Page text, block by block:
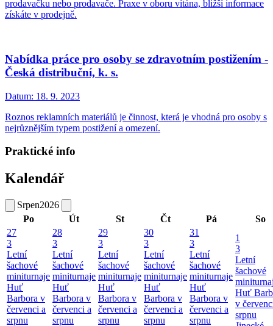
prodavačku nebo prodavače. Praxe v oboru vítána, bližší informace
získáte v prodejně.
Nabídka práce pro osoby se zdravotním postižením -
Česká distribuční, k. s.
Datum: 18. 9. 2023
Roznos reklamních materiálů je činnost, která je vhodná pro osoby s
nejrůznějším typem postižení a omezení.
Praktické info
Kalendář
Srpen2026
Po
Út St Čt Pá
So
27
3
Letní
šachové
miniturnaje
Huť
Barbora v
červenci a
srpnu
28
3
Letní
šachové
miniturnaje
Huť
Barbora v
červenci a
srpnu
29
3
Letní
šachové
miniturnaje
Huť
Barbora v
červenci a
srpnu
30
3
Letní
šachové
miniturnaje
Huť
Barbora v
červenci a
srpnu
31
3
Letní
šachové
miniturnaje
Huť
Barbora v
červenci a
srpnu
1
3
Letní
šachové
Huť
v
srpnu